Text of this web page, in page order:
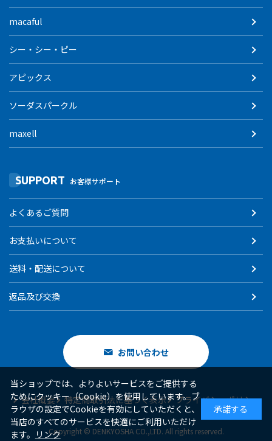
macaful
シー・シー・ピー
アピックス
ソーダスパークル
maxell
SUPPORT お客様サポート
よくあるご質問
お支払いについて
送料・配送について
返品及び交換
お問い合わせ
会社概要 特定商取引法に基づく表示 プライバシーポリシー
Copyright © DENKYOSHA CO.,LTD. All rights reserved.
当ショップでは、よりよいサービスをご提供する
ためにクッキー（Cookie）を使用しています。ブ
ラウザの設定でCookieを有効にしていただくと、
当店のすべてのサービスを快適にご利用いただけ
ます。 リンク
承諾する